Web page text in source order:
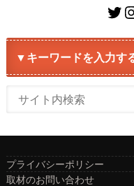
▼キーワードを入力す
プライバシーポリシー
取材のお問い合わせ